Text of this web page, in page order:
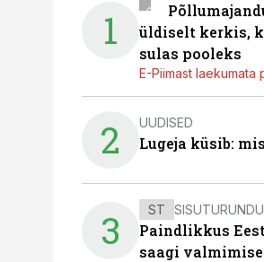
1
üldiselt kerkis,
sulas pooleks
E-Piimast laekumata
2 UUDISED
Lugeja küsib:
3 ST
Paindlikkus
saagi